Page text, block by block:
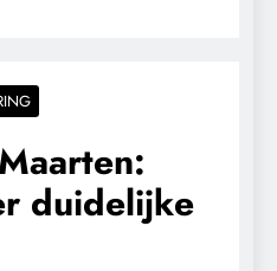
duidelijke